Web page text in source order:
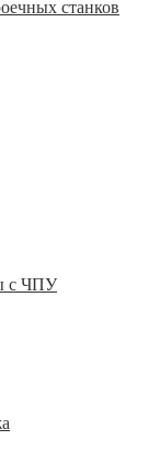
станков
с ЧПУ